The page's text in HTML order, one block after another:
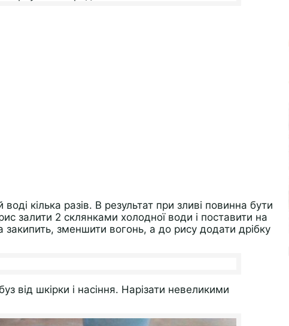
кілька разів. В результат при зливі повинна бути
залити 2 склянками холодної води і поставити на
закипить, зменшити вогонь, а до рису додати дрібку
від шкірки і насіння. Нарізати невеликими